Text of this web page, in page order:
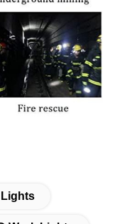
Lights